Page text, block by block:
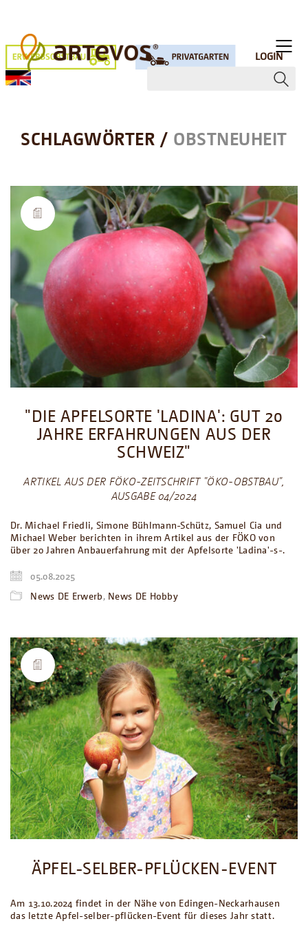
LOGIN
SCHLAGWÖRTER / OBSTNEUHEIT
"DIE APFELSORTE 'LADINA': GUT 20
JAHRE ERFAHRUNGEN AUS DER
SCHWEIZ"
ARTIKEL AUS DER FÖKO-ZEITSCHRIFT "ÖKO-OBSTBAU",
AUSGABE 04/2024
Dr. Michael Friedli, Simone Bühlmann-Schütz, Samuel Cia und
Michael Weber berichten in ihrem Artikel aus der FÖKO von
über 20 Jahren Anbauerfahrung mit der Apfelsorte 'Ladina'-s-.
05.08.2025
News DE Erwerb, News DE Hobby
ÄPFEL-SELBER-PFLÜCKEN-EVENT
Am 13.10.2024 findet in der Nähe von Edingen-Neckarhausen
das letzte Apfel-selber-pflücken-Event für dieses Jahr statt.